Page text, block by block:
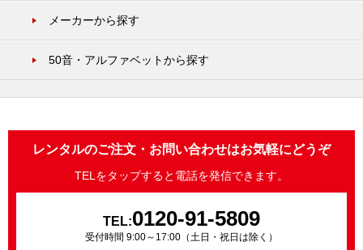
メーカーから探す
50音・アルファベットから探す
レンタルのご注文・お問い合わせはお気軽にどうぞ
TELをタップすると電話を発信できます。
TEL:0120-91-5809
受付時間 9:00～17:00（土日・祝日は除く）